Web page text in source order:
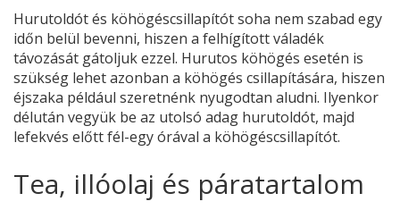
Hurutoldót és köhögéscsillapítót soha nem szabad egy
időn belül bevenni, hiszen a felhígított váladék
távozását gátoljuk ezzel. Hurutos köhögés esetén is
szükség lehet azonban a köhögés csillapítására, hiszen
éjszaka például szeretnénk nyugodtan aludni. Ilyenkor
délután vegyük be az utolsó adag hurutoldót, majd
lefekvés előtt fél-egy órával a köhögéscsillapítót.
Tea, illóolaj és páratartalom